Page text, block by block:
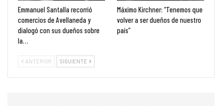
Emmanuel Santalla recorrió
comercios de Avellaneda y
dialogó con sus dueños sobre
la…
Máximo Kirchner: “Tenemos que
volver a ser dueños de nuestro
país”
ANTERIOR SIGUIENTE